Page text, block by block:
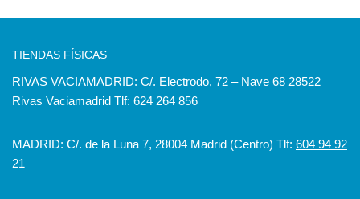
TIENDAS FÍSICAS
RIVAS VACIAMADRID: C/. Electrodo, 72 – Nave 68 28522
Rivas Vaciamadrid Tlf: 624 264 856
MADRID: C/. de la Luna 7, 28004 Madrid (Centro) Tlf: 604 94 92
21